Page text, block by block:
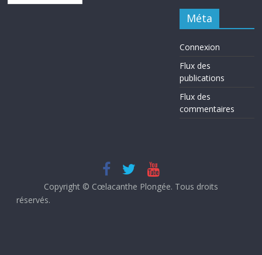
Méta
Connexion
Flux des
publications
Flux des
commentaires